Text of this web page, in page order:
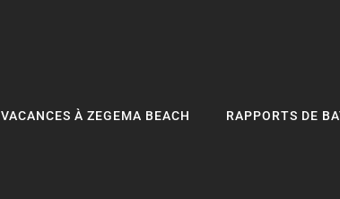
VACANCES À ZEGEMA BEACH RAPPORTS DE